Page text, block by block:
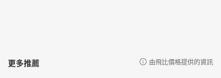
更多推薦 由飛比價格提供的資訊